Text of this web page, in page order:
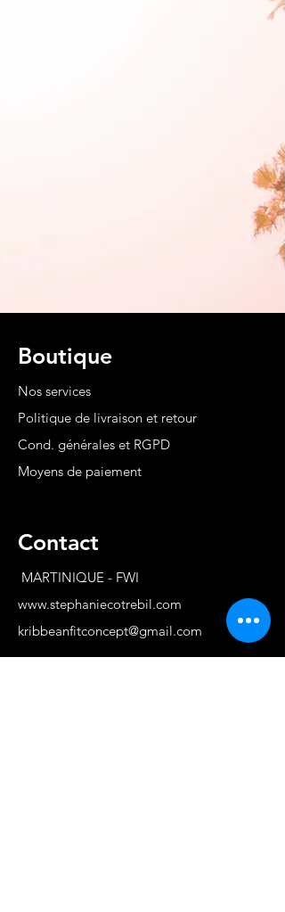
Boutique
Nos services
Politique de livraison et retour
Cond. générales et RGPD
Moyens de paiement
Contact
MARTINIQUE - FWI
www.stephaniecotrebil.com
kribbeanfitconcept@gmail.com